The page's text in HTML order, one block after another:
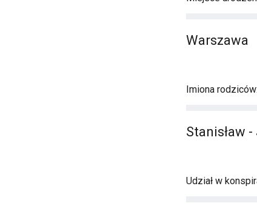
Warszawa
Imiona rodziców:
Stanisław
Udział w